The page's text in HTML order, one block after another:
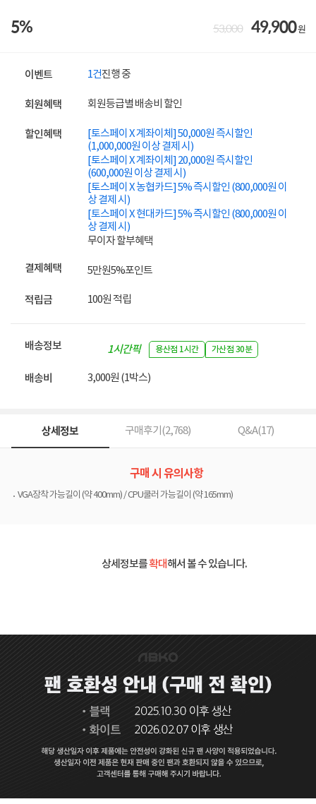
5% 53,000 49,900원
이벤트 1건진행 중
회원혜택 회원등급별 배송비 할인
할인혜택
[토스페이 X 계좌이체] 50,000원 즉시할인
(1,000,000원 이상 결제 시)
[토스페이 X 계좌이체] 20,000원 즉시할인
(600,000원 이상 결제 시)
[토스페이 X 농협카드] 5% 즉시할인 (800,000원 이
상 결제 시)
[토스페이 X 현대카드] 5% 즉시할인 (800,000원 이
상 결제 시)
무이자 할부혜택
결제혜택 5만원5%포인트
적립금 100원 적립
배송정보
1시간픽
용산점 1시간 가산점 30분
배송비 3,000원 (1박스)
상세정보 구매후기(2,768) Q&A(17)
구매 시 유의사항
VGA장착 가능길이 (약 400mm) / CPU쿨러 가능길이 (약 165mm)
상세정보를확대해서 볼 수 있습니다.